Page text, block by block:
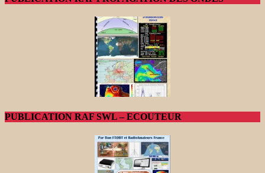
PUBLICATION RAF SWL – ECOUTEUR